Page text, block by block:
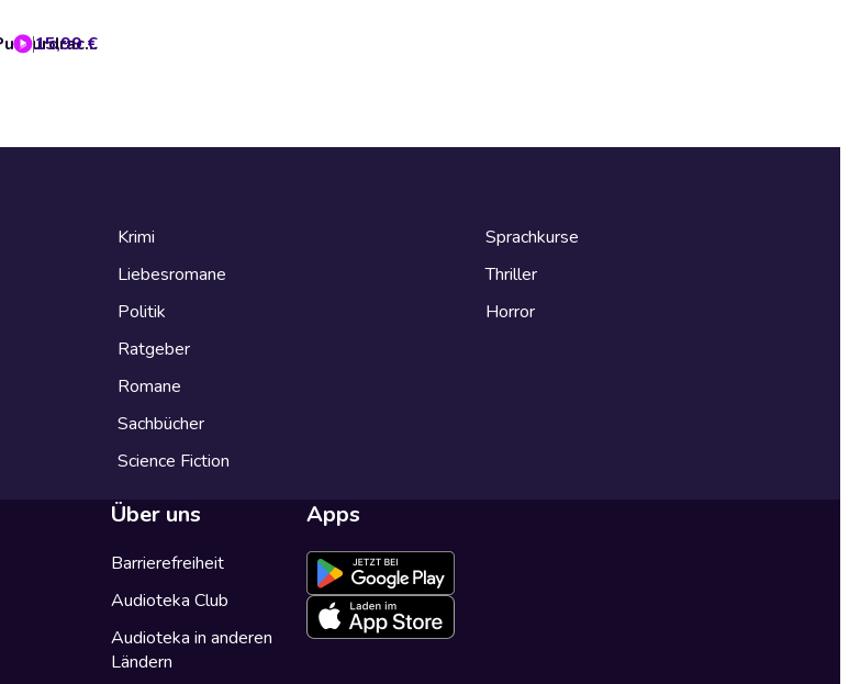
Der Zorn des Purpurdrachen
15,99 €
Krimi
Liebesromane
Politik
Ratgeber
Romane
Sachbücher
Science Fiction
Sprachkurse
Thriller
Horror
Über uns
Barrierefreiheit
Audioteka Club
Audioteka in anderen
Ländern
Apps